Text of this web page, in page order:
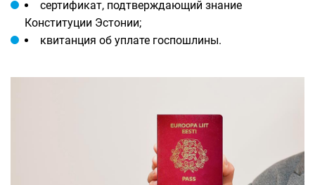
сертификат, подтверждающий знание
Конституции Эстонии;
квитанция об уплате госпошлины.